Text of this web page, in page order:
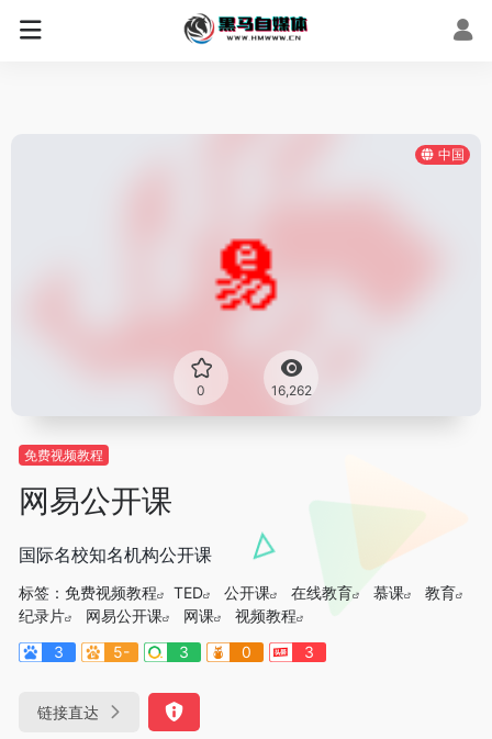
中国
0 16,262
免费视频教程
网易公开课
国际名校知名机构公开课
标签： 免费视频教程 TED 公开课 在线教育 慕课
教育
纪录片
网易公开课 网课
视频教程
3
5- 3 0 3
链接直达